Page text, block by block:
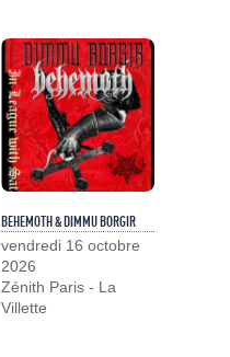
BEHEMOTH & DIMMU BORGIR
vendredi 16 octobre
2026
Zénith Paris - La
Villette